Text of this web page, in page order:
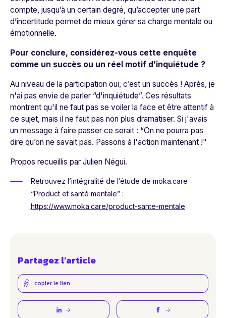
compte, jusqu’à un certain degré, qu’accepter une part
d’incertitude permet de mieux gérer sa charge mentale ou
émotionnelle.
Pour conclure, considérez-vous cette enquête
comme un succès ou un réel motif d’inquiétude ?
Au niveau de la participation oui, c’est un succès ! Après, je
n'ai pas envie de parler “d'inquiétude”. Ces résultats
montrent qu'il ne faut pas se voiler la face et être attentif à
ce sujet, mais il ne faut pas non plus dramatiser. Si j'avais
un message à faire passer ce serait : “On ne pourra pas
dire qu’on ne savait pas. Passons à l'action maintenant !"
Propos recueillis par Julien Négui.
Retrouvez l’intégralité de l’étude de moka.care
“Product et santé mentale” :
https://www.moka.care/product-sante-mentale
Partagez l’article
copier le lien